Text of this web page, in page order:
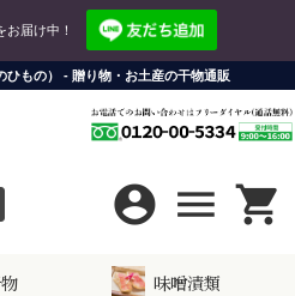
届け中！
ひもの） - 贈り物・お土産の干物通販
account_circle menu shopping_cart
味噌漬類